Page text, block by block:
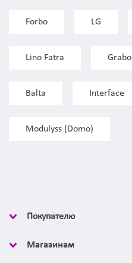
Forbo LG
Lino Fatra Grabo
Balta Interface
Modulyss (Domo)
Покупателю
Магазинам